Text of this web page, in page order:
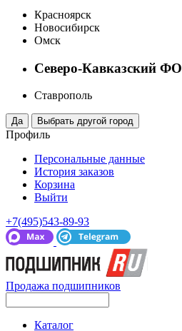
Красноярск
Новосибирск
Омск
Северо-Кавказский ФО
Ставрополь
Профиль
Персональные данные
История заказов
Корзина
Выйти
+7(495)543-89-93
Продажа подшипников
Каталог